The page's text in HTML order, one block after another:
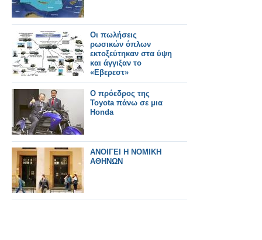
Οι πωλήσεις
ρωσικών όπλων
εκτοξεύτηκαν στα ύψη
και άγγιξαν το
«Εβερεστ»
Ο πρόεδρος της
Toyota πάνω σε μια
Honda
ΑΝΟΙΓΕΙ Η ΝΟΜΙΚΗ
ΑΘΗΝΩΝ